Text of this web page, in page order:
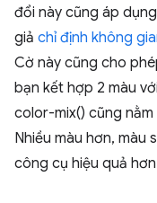
đổi này cũng áp
giả chỉ định không
Cờ này cũng cho
bạn kết hợp 2 màu
color-mix() cũng
Nhiều màu hơn,
công cụ hiệu quả